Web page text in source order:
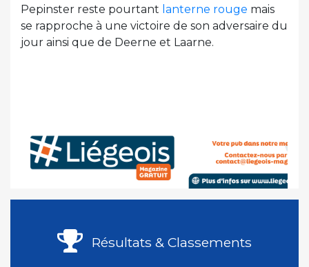
Pepinster reste pourtant lanterne rouge mais
se rapproche à une victoire de son adversaire du
jour ainsi que de Deerne et Laarne.
Résultats & Classements